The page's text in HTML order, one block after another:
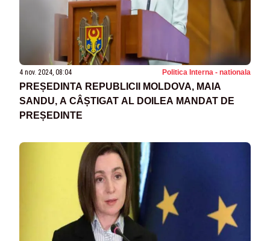
4 nov. 2024, 08:04 Politica Interna - nationala
PREȘEDINTA REPUBLICII MOLDOVA, MAIA
SANDU, A CÂȘTIGAT AL DOILEA MANDAT DE
PREȘEDINTE